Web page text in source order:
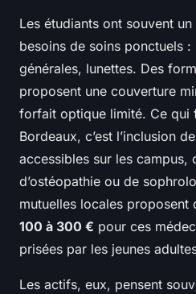
Les étudiants ont souvent
besoins de soins ponctuels
générales, lunettes. Des
proposent une couverture
forfait optique limité. Ce qui
Bordeaux, c’est l’inclusion
accessibles sur les campus,
d’ostéopathie ou de
mutuelles locales proposent
100 à 300 € pour ces
prisées par les jeunes
Les actifs, eux, pensent